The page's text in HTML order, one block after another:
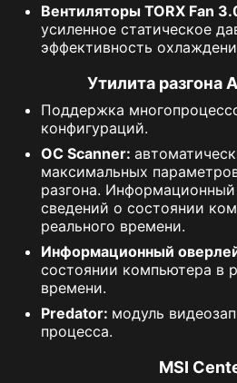
Вентиляторы TORX Fan
усиленное статическое
эффективность
Утилита разгона
Поддержка
конфигураций.
OC Scanner:
максимальных
разгона.
сведений о состоянии
реального времени.
Информационный
состоянии компьютера в
времени.
Predator: модуль
процесса.
MSI